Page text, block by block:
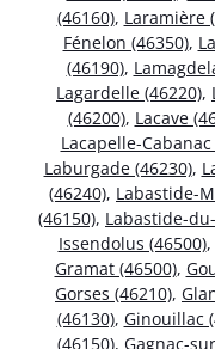
(46160), Laramière
Fénelon (46350),
(46190),
Lagardelle (46220),
(46200), Lacave
Lacapelle-Cabanac
Laburgade (46230),
(46240), Labastide-
(46150), Labastide-
Issendolus (46500),
Gramat (46500),
Gorses (46210),
(46130), Ginouillac
(46150), Gagnac-